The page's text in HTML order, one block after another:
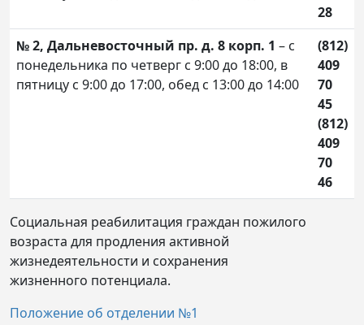
28
№ 2, Дальневосточный пр. д. 8 корп. 1 – с
понедельника по четверг с 9:00 до 18:00, в
пятницу с 9:00 до 17:00, обед с 13:00 до 14:00
(812)
409
70
45
(812)
409
70
46
Социальная реабилитация граждан пожилого
возраста для продления активной
жизнедеятельности и сохранения
жизненного потенциала.
Положение об отделении №1